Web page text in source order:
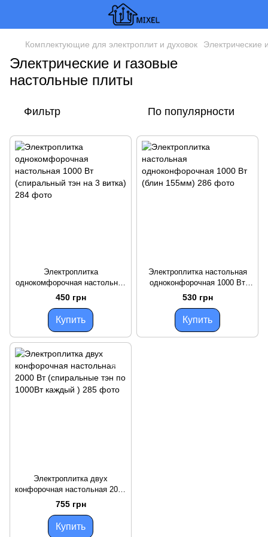
Комплектующие для электроплит и духовок Электрические
Электрические и газовые
настольные плиты
Фильтр По популярности
Электроплитка
однокомфорочная настольная
1000 Вт (спиральный тэн на 3
витка)
450 грн
Купить
Электроплитка настольная
одноконфорочная 1000 Вт
(блин 155мм)
530 грн
Купить
Электроплитка двух
конфорочная настольная 2000
Вт (спиральные тэн по 1000Вт
каждый )
755 грн
Купить